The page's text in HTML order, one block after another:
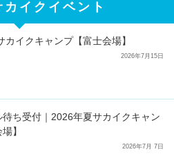
イクイベント
カイクキャンプ【富士会場】
2026年7月15日
待ち受付｜2026年夏サカイクキャン
】
2026年7月 7日